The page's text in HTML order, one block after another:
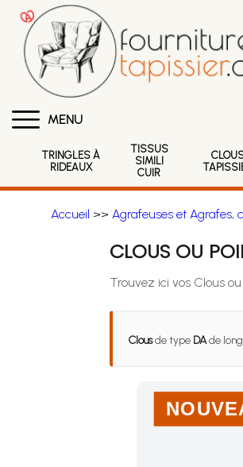
MENU
TRINGLES À
RIDEAUX
TISSUS
SIMILI
CUIR
Accueil >> Agrafeuses et Agrafes,
CLOUS OU
Trouvez ici vos Clous
Clousde type DAde